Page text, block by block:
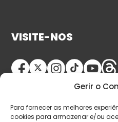
Gerir o
Para fornecer as melhores
cookies para armazenar e/ou
VISITE-NOS